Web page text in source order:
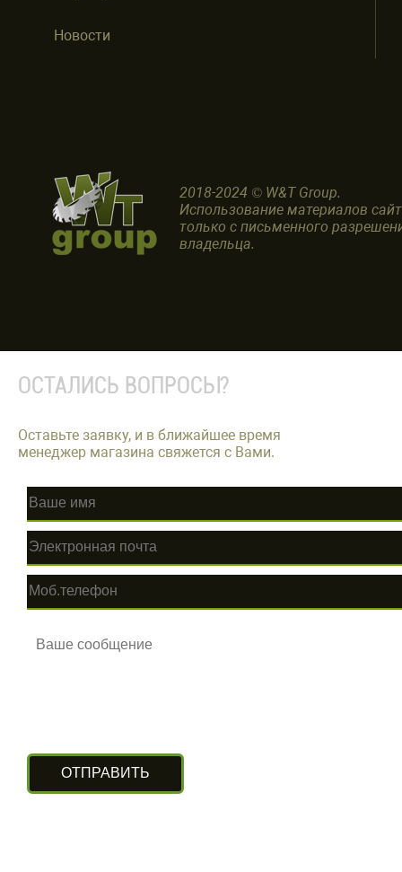
Новости
2018-2024 © W&T Group.
Использование материалов
только с письменного
владельца.
ОСТАЛИСЬ ВОПРОСЫ?
Оставьте заявку, и в ближайшее время
менеджер магазина свяжется с Вами.